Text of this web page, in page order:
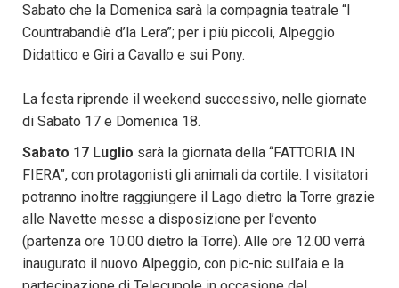
Sabato che la Domenica sarà la compagnia teatrale “I
Countrabandiè d’la Lera”; per i più piccoli, Alpeggio
Didattico e Giri a Cavallo e sui Pony.
La festa riprende il weekend successivo, nelle giornate
di Sabato 17 e Domenica 18.
Sabato 17 Luglio sarà la giornata della “FATTORIA IN
FIERA”, con protagonisti gli animali da cortile. I visitatori
potranno inoltre raggiungere il Lago dietro la Torre grazie
alle Navette messe a disposizione per l’evento
(partenza ore 10.00 dietro la Torre). Alle ore 12.00 verrà
inaugurato il nuovo Alpeggio, con pic-nic sull’aia e la